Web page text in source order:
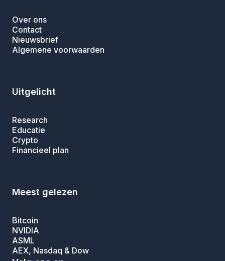
Over ons
Contact
Nieuwsbrief
Algemene voorwaarden
Uitgelicht
Research
Educatie
Crypto
Financieel plan
Meest gelezen
Bitcoin
NVIDIA
ASML
AEX, Nasdaq & Dow